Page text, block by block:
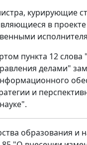
курирующие
в
пункта 12
делами"
и
образования и